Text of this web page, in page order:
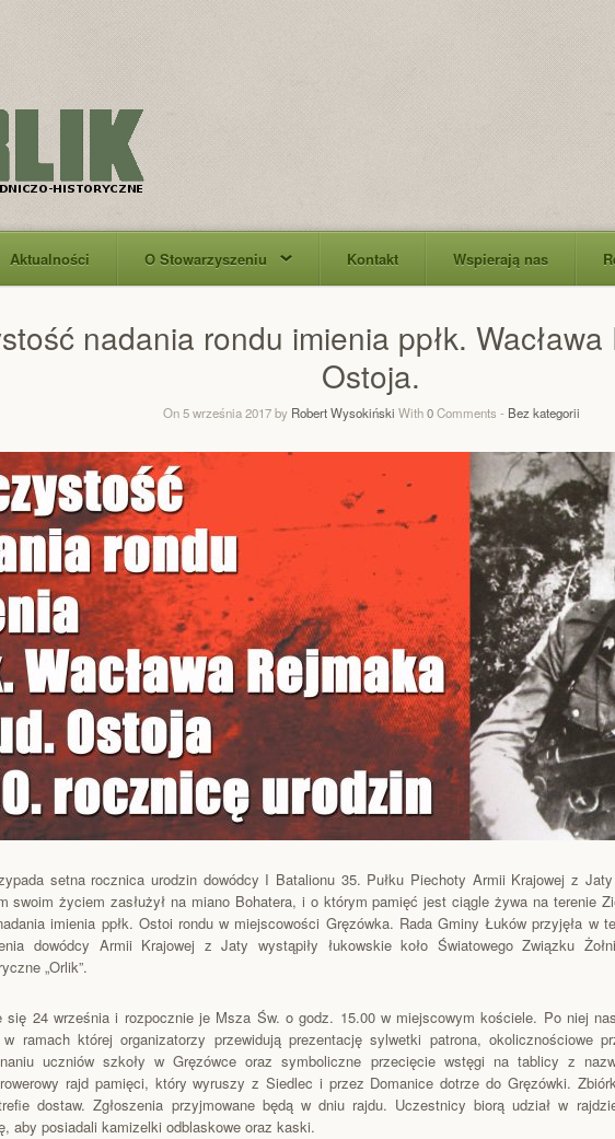
Aktualności O Stowarzyszeniu Kontakt Wspierają nas
nadania rondu imienia ppłk.
Ostoja.
On 5 września 2017 by Robert Wysokiński With0Comments - Bez kategorii
setna rocznica urodzin dowódcy I Batalionu 35. Pułku Piechoty Armii Krajowej z Jaty
swoim życiem zasłużył na miano Bohatera, i o którym pamięć jest ciągle żywa na terenie
imienia ppłk. Ostoi rondu w miejscowości Gręzówka. Rada Gminy Łuków przyjęła w
dowódcy Armii Krajowej z Jaty wystąpiły łukowskie koło Światowego Związku
„Orlik”.
się 24 września i rozpocznie je Msza Św. o godz. 15.00 w miejscowym kościele. Po niej
ramach której organizatorzy przewidują prezentację sylwetki patrona, okolicznościowe
uczniów szkoły w Gręzówce oraz symboliczne przecięcie wstęgi na tablicy z
rajd pamięci, który wyruszy z Siedlec i przez Domanice dotrze do Gręzówki.
dostaw. Zgłoszenia przyjmowane będą w dniu rajdu. Uczestnicy biorą udział w
aby posiadali kamizelki odblaskowe oraz kaski.